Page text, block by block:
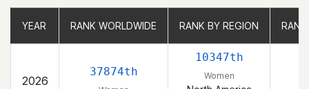
YEAR RANK WORLDWIDE RANK BY REGION
2026
37874th
10347th
Women
YEAR RANK WORLDWIDE RANK BY REGION